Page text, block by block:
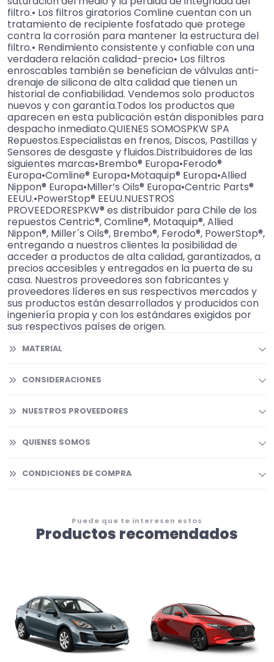
filtro.• Los filtros giratorios Comline cuentan con un
tratamiento de recipiente fosfatado que protege
contra la corrosión para mantener la estructura del
filtro.• Rendimiento consistente y confiable con una
verdadera relación calidad-precio• Los filtros
enroscables también se benefician de válvulas anti-
drenaje de silicona de alta calidad que tienen un
historial de confiabilidad. Vendemos solo productos
nuevos y con garantía.Todos los productos que
aparecen en esta publicación están disponibles para
despacho inmediato.QUIENES SOMOSPKW SPA
Repuestos.Especialistas en frenos, Discos, Pastillas y
Sensores de desgaste y fluidos.Distribuidores de las
siguientes marcas•Brembo® Europa•Ferodo®
Europa•Comline® Europa•Motaquip® Europa•Allied
Nippon® Europa•Miller’s Oils® Europa•Centric Parts®
EEUU.•PowerStop® EEUU.NUESTROS
PROVEEDORESPKW® es distribuidor para Chile de los
repuestos Centric®, Comline®, Motaquip®, Allied
Nippon®, Miller´s Oils®, Brembo®, Ferodo®, PowerStop®,
entregando a nuestros clientes la posibilidad de
acceder a productos de alta calidad, garantizados, a
precios accesibles y entregados en la puerta de su
casa. Nuestros proveedores son fabricantes y
proveedores líderes en sus respectivos mercados y
sus productos están desarrollados y producidos con
ingeniería propia y con los estándares exigidos por
sus respectivos países de origen.
MATERIAL
CONSIDERACIONES
NUESTROS PROVEEDORES
QUIENES SOMOS
CONDICIONES DE COMPRA
Puede que te interesen estos
Productos recomendados